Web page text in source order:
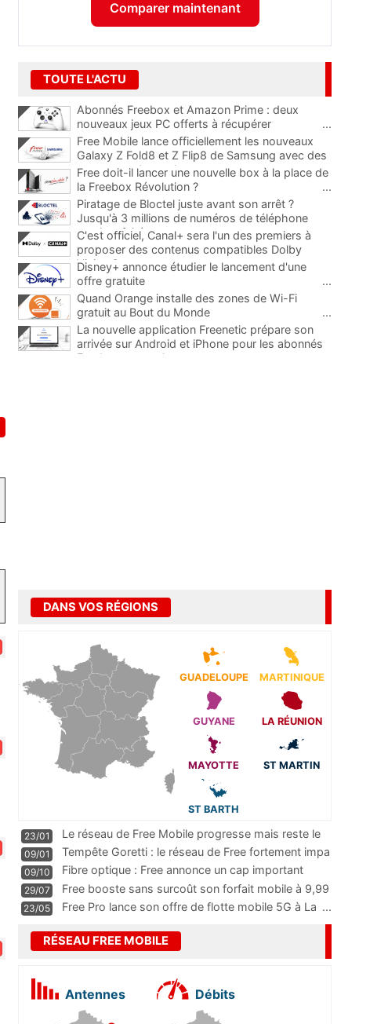
Comparer maintenant
TOUTE L'ACTU
Abonnés Freebox et Amazon Prime : deux
nouveaux jeux PC offerts à récupérer
...
Free Mobile lance officiellement les nouveaux
Galaxy Z Fold8 et Z Flip8 de Samsung avec des
promos et des cadeaux
...
Free doit-il lancer une nouvelle box à la place de
la Freebox Révolution ?
...
Piratage de Bloctel juste avant son arrêt ?
Jusqu'à 3 millions de numéros de téléphone
auraient fuité
C'est officiel, Canal+ sera l'un des premiers à
proposer des contenus compatibles Dolby
Vision 2
Disney+ annonce étudier le lancement d'une
offre gratuite
...
Quand Orange installe des zones de Wi-Fi
gratuit au Bout du Monde
...
La nouvelle application Freenetic prépare son
arrivée sur Android et iPhone pour les abonnés
Freebox, testez la
DANS VOS RÉGIONS
GUADELOUPE MARTINIQUE
GUYANE LA RÉUNION
MAYOTTE ST MARTIN
ST BARTH
23/01
Le réseau de Free Mobile progresse mais reste le
m
...
09/01
Tempête Goretti : le réseau de Free fortement impa
09/10
Fibre optique : Free annonce un cap important
pass
...
29/07
Free booste sans surcoût son forfait mobile à 9,99
23/05 Free Pro lance son offre de flotte mobile 5G à La ...
RÉSEAU FREE MOBILE
Antennes Débits